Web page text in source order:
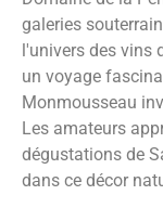
galeries
l'univers des vins
un voyage
Monmousseau
Les amateurs
dégustations de
dans ce décor